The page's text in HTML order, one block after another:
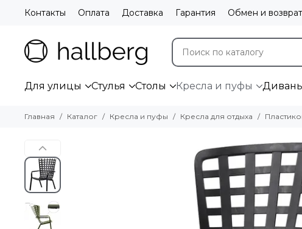
Контакты Оплата Доставка Гарантия Обмен и возврат
Для улицы Стулья Столы Кресла и пуфы
Главная Каталог Кресла и пуфы Кресла для отдыха